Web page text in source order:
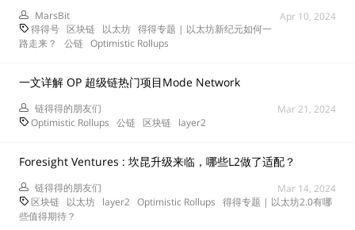
MarsBit
Apr 10, 2024
得得号 区块链 以太坊 得得专题 | 以太坊新纪元如何一
路走来？
公链 Optimistic Rollups
一文详解 OP 超级链热门项目Mode Network
链得得的朋友们
Mar 21, 2024
Optimistic Rollups 公链 区块链 layer2
Foresight Ventures : 坎昆升级来临，哪些L2做了适配？
链得得的朋友们
Mar 14, 2024
区块链 以太坊 layer2 Optimistic Rollups 得得专题 | 以太坊2.0有哪
些值得期待？